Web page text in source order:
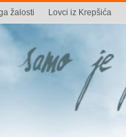
žalosti Lovci iz Krepšića